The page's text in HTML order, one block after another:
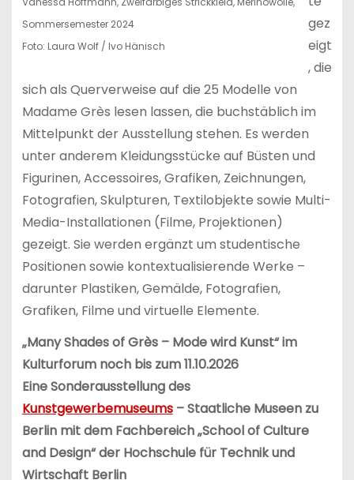
Sommersemester 2024
Foto: Laura Wolf / Ivo Hänisch
gez
eigt
, die
sich als Querverweise auf die 25 Modelle von
Madame Grès lesen lassen, die buchstäblich im
Mittelpunkt der Ausstellung stehen. Es werden
unter anderem Kleidungsstücke auf Büsten und
Figurinen, Accessoires, Grafiken, Zeichnungen,
Fotografien, Skulpturen, Textilobjekte sowie Multi-
Media-Installationen (Filme, Projektionen)
gezeigt. Sie werden ergänzt um studentische
Positionen sowie kontextualisierende Werke –
darunter Plastiken, Gemälde, Fotografien,
Grafiken, Filme und virtuelle Elemente.
„Many Shades of Grès – Mode wird Kunst“im
Kulturforum noch bis zum11.10.2026
Eine Sonderausstellung des
Kunstgewerbemuseums– Staatliche Museen zu
Berlin mit dem Fachbereich „School of Culture
and Design“ der Hochschule für Technik und
Wirtschaft Berlin